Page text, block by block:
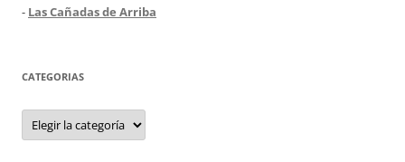
- Las Cañadas de Arriba
CATEGORIAS
Categorias